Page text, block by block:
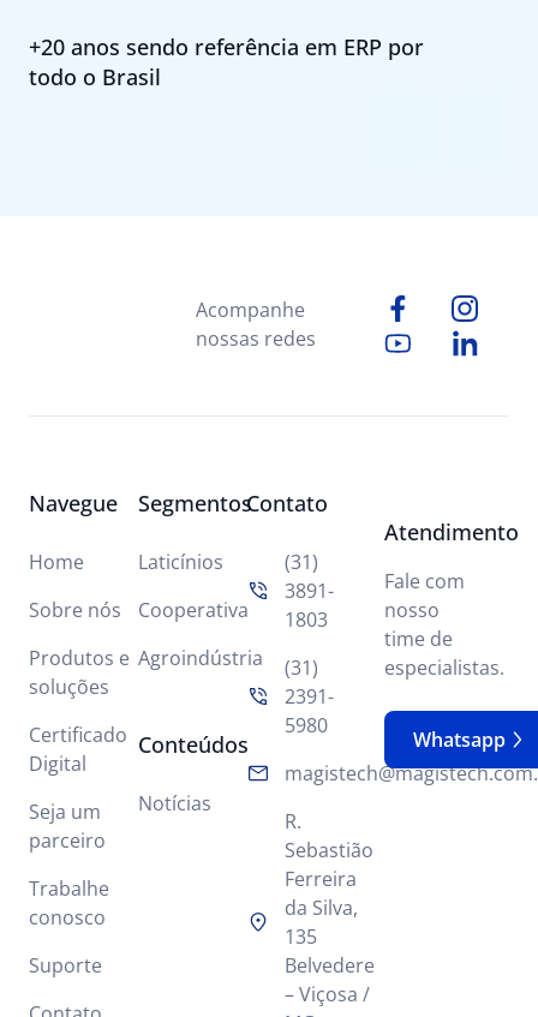
+20 anos sendo referência em ERP por
todo o Brasil
Acompanhe
nossas redes
Navegue
Home
Sobre nós
Produtos e
soluções
Certificado
Digital
Seja um
parceiro
Trabalhe
conosco
Suporte
Segmentos
Laticínios
Cooperativa
Agroindústria
Conteúdos
Notícias
Contato
(31)
3891-
1803
(31)
2391-
5980
R.
Sebastião
Ferreira
da Silva,
135
Belvedere
– Viçosa /
Atendimento
Fale com
nosso
time de
especialistas.
Whatsapp